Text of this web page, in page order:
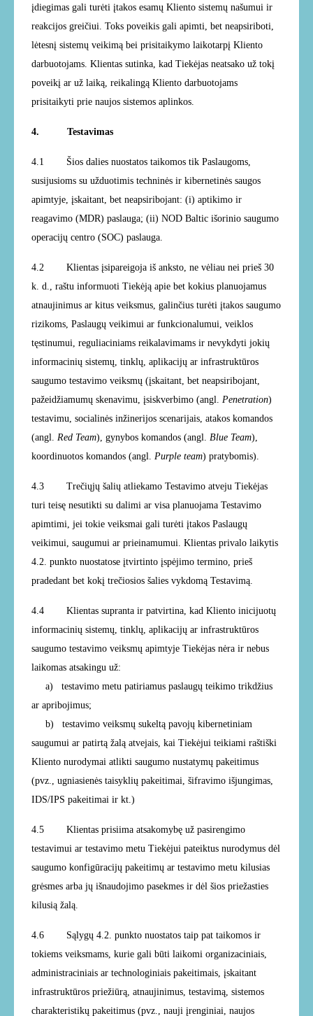
įdiegimas gali turėti įtakos esamų Kliento sistemų našumui ir
reakcijos greičiui. Toks poveikis gali apimti, bet neapsiriboti,
lėtesnį sistemų veikimą bei prisitaikymo laikotarpį Kliento
darbuotojams. Klientas sutinka, kad Tiekėjas neatsako už tokį
poveikį ar už laiką, reikalingą Kliento darbuotojams
prisitaikyti prie naujos sistemos aplinkos.
4. Testavimas
4.1 Šios dalies nuostatos taikomos tik Paslaugoms,
susijusioms su užduotimis techninės ir kibernetinės saugos
apimtyje, įskaitant, bet neapsiribojant: (i) aptikimo ir
reagavimo (MDR) paslauga; (ii) NOD Baltic išorinio saugumo
operacijų centro (SOC) paslauga.
4.2 Klientas įsipareigoja iš anksto, ne vėliau nei prieš 30
k. d., raštu informuoti Tiekėją apie bet kokius planuojamus
atnaujinimus ar kitus veiksmus, galinčius turėti įtakos saugumo
rizikoms, Paslaugų veikimui ar funkcionalumui, veiklos
tęstinumui, reguliaciniams reikalavimams ir nevykdyti jokių
informacinių sistemų, tinklų, aplikacijų ar infrastruktūros
saugumo testavimo veiksmų (įskaitant, bet neapsiribojant,
pažeidžiamumų skenavimu, įsiskverbimo (angl. Penetration)
testavimu, socialinės inžinerijos scenarijais, atakos komandos
(angl. Red Team), gynybos komandos (angl. Blue Team),
koordinuotos komandos (angl. Purple team) pratybomis).
4.3 Trečiųjų šalių atliekamo Testavimo atveju Tiekėjas
turi teisę nesutikti su dalimi ar visa planuojama Testavimo
apimtimi, jei tokie veiksmai gali turėti įtakos Paslaugų
veikimui, saugumui ar prieinamumui. Klientas privalo laikytis
4.2. punkto nuostatose įtvirtinto įspėjimo termino, prieš
pradedant bet kokį trečiosios šalies vykdomą Testavimą.
4.4 Klientas supranta ir patvirtina, kad Kliento inicijuotų
informacinių sistemų, tinklų, aplikacijų ar infrastruktūros
saugumo testavimo veiksmų apimtyje Tiekėjas nėra ir nebus
laikomas atsakingu už:
a) testavimo metu patiriamus paslaugų teikimo trikdžius
ar apribojimus;
b) testavimo veiksmų sukeltą pavojų kibernetiniam
saugumui ar patirtą žalą atvejais, kai Tiekėjui teikiami raštiški
Kliento nurodymai atlikti saugumo nustatymų pakeitimus
(pvz., ugniasienės taisyklių pakeitimai, šifravimo išjungimas,
IDS/IPS pakeitimai ir kt.)
4.5 Klientas prisiima atsakomybę už pasirengimo
testavimui ar testavimo metu Tiekėjui pateiktus nurodymus dėl
saugumo konfigūracijų pakeitimų ar testavimo metu kilusias
grėsmes arba jų išnaudojimo pasekmes ir dėl šios priežasties
kilusią žalą.
4.6 Sąlygų 4.2. punkto nuostatos taip pat taikomos ir
tokiems veiksmams, kurie gali būti laikomi organizaciniais,
administraciniais ar technologiniais pakeitimais, įskaitant
infrastruktūros priežiūrą, atnaujinimus, testavimą, sistemos
charakteristikų pakeitimus (pvz., nauji įrenginiai, naujos